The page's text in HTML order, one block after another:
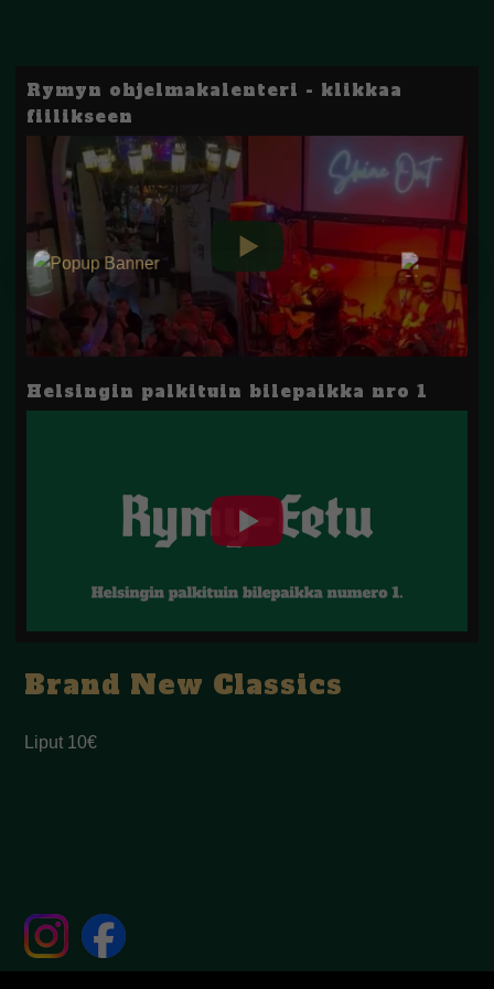
Rymyn ohjelmakalenteri - klikkaa
fiilikseen
Helsingin palkituin bilepaikka nro 1
Brand New Classics
Liput 10€